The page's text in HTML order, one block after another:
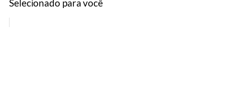
Selecionado para você